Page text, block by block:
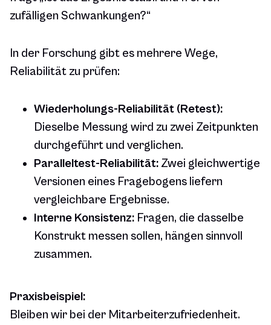
zufälligen Schwankungen?“
In der Forschung gibt es mehrere Wege,
Reliabilität zu prüfen:
Wiederholungs-Reliabilität (Retest):
Dieselbe Messung wird zu zwei Zeitpunkten
durchgeführt und verglichen.
Paralleltest-Reliabilität: Zwei gleichwertige
Versionen eines Fragebogens liefern
vergleichbare Ergebnisse.
Interne Konsistenz: Fragen, die dasselbe
Konstrukt messen sollen, hängen sinnvoll
zusammen.
Praxisbeispiel:
Bleiben wir bei der Mitarbeiterzufriedenheit.